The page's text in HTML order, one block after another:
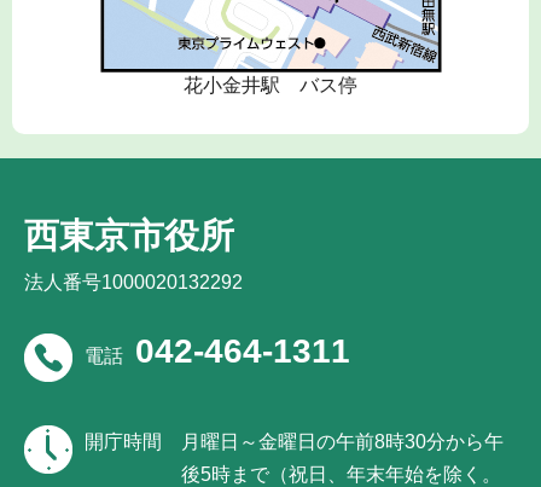
花小金井駅 バス停
西東京市役所
法人番号1000020132292
電話 042-464-1311
開庁時間
月曜日～金曜日の午前8時30分から午
後5時まで（祝日、年末年始を除く。